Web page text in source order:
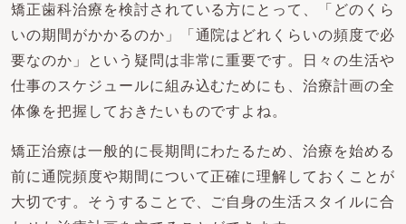
矯正歯科治療を検討されている方にとって、「どのくら
いの期間がかかるのか」「通院はどれくらいの頻度で必
要なのか」という疑問は非常に重要です。日々の生活や
仕事のスケジュールに組み込むためにも、治療計画の全
体像を把握しておきたいものですよね。
矯正治療は一般的に長期間にわたるため、治療を始める
前に通院頻度や期間について正確に理解しておくことが
大切です。そうすることで、ご自身の生活スタイルに合